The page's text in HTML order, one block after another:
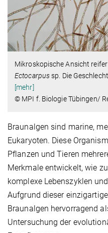
Mikroskopische Ansicht
Ectocarpussp. Die
[mehr]
© MPI f. Biologie Tübingen/
Braunalgen sind marine,
Eukaryoten. Diese
Pflanzen und Tieren
Merkmale entwickelt, wie
komplexe Lebenszyklen
Aufgrund dieser
Braunalgen hervorragend
Untersuchung der